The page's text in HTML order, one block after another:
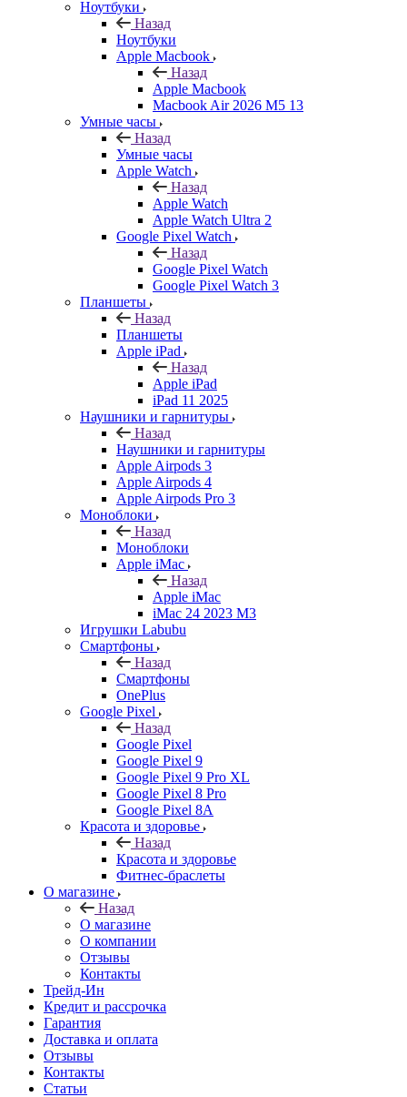
Ноутбуки
Назад
Ноутбуки
Apple Macbook
Назад
Apple Macbook
Macbook Air 2026 M5 13
Умные часы
Назад
Умные часы
Apple Watch
Назад
Apple Watch
Apple Watch Ultra 2
Google Pixel Watch
Назад
Google Pixel Watch
Google Pixel Watch 3
Планшеты
Назад
Планшеты
Apple iPad
Назад
Apple iPad
iPad 11 2025
Наушники и гарнитуры
Назад
Наушники и гарнитуры
Apple Airpods 3
Apple Airpods 4
Apple Airpods Pro 3
Моноблоки
Назад
Моноблоки
Apple iMac
Назад
Apple iMac
iMac 24 2023 M3
Игрушки Labubu
Смартфоны
Назад
Смартфоны
OnePlus
Google Pixel
Назад
Google Pixel
Google Pixel 9
Google Pixel 9 Pro XL
Google Pixel 8 Pro
Google Pixel 8A
Красота и здоровье
Назад
Красота и здоровье
Фитнес-браслеты
О магазине
Назад
О магазине
О компании
Отзывы
Контакты
Трейд-Ин
Кредит и рассрочка
Гарантия
Доставка и оплата
Отзывы
Контакты
Статьи